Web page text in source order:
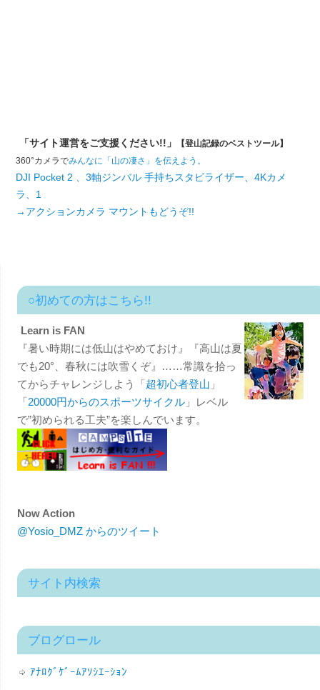
「サイト運営をご支援ください!!」
【登山記録のベストツール】
360°カメラでみんなに「山の凄さ」を伝えよう。
DJI Pocket 2 、3軸ジンバル 手持ちスタビライザー、4Kカメ
ラ、1
→アクションカメラ マウントもどうぞ!!
○初めての方はこちら!!
Learn is FAN
『暑い時期には低山はやめておけ』『高山は夏
でも20°、春秋には吹雪くぞ』……常識を拾っ
てからチャレンジしよう「超初心者登山 」
「20000円からのスポーツサイクル」レベル
で”初められる工夫”を楽しんでいます。
Now Action
@Yosio_DMZ からのツイート
サイト内検索
ブログロール
ｱﾅﾛｸﾞｹﾞｰﾑｱｿｼｴｰｼｮﾝ